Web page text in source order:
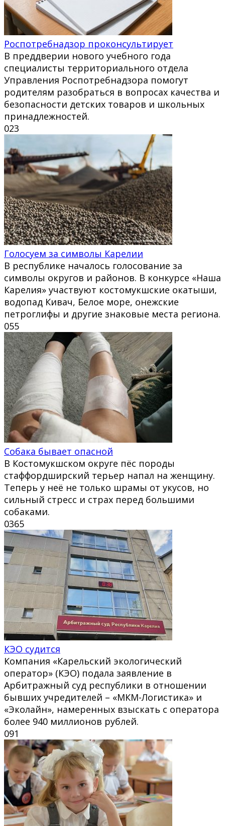
Роспотребнадзор проконсультирует
В преддверии нового учебного года
специалисты территориального отдела
Управления Роспотребнадзора помогут
родителям разобраться в вопросах качества и
безопасности детских товаров и школьных
принадлежностей.
023
Голосуем за символы Карелии
В республике началось голосование за
символы округов и районов. В конкурсе «Наша
Карелия» участвуют костомукшские окатыши,
водопад Кивач, Белое море, онежские
петроглифы и другие знаковые места региона.
055
Собака бывает опасной
В Костомукшском округе пёс породы
стаффордширский терьер напал на женщину.
Теперь у неё не только шрамы от укусов, но
сильный стресс и страх перед большими
собаками.
0365
КЭО судится
Компания «Карельский экологический
оператор» (КЭО) подала заявление в
Арбитражный суд республики в отношении
бывших учредителей – «МКМ-Логистика» и
«Эколайн», намеренных взыскать с оператора
более 940 миллионов рублей.
091